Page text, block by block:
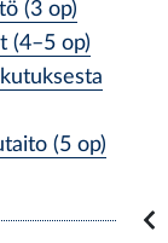
(3 op)
(4–5 op)
(5 op)